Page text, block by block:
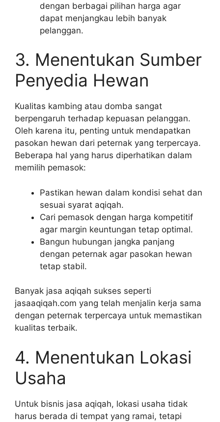
dengan berbagai pilihan harga agar
dapat menjangkau lebih banyak
pelanggan.
3. Menentukan Sumber
Penyedia Hewan
Kualitas kambing atau domba sangat
berpengaruh terhadap kepuasan pelanggan.
Oleh karena itu, penting untuk mendapatkan
pasokan hewan dari peternak yang terpercaya.
Beberapa hal yang harus diperhatikan dalam
memilih pemasok:
Pastikan hewan dalam kondisi sehat dan
sesuai syarat aqiqah.
Cari pemasok dengan harga kompetitif
agar margin keuntungan tetap optimal.
Bangun hubungan jangka panjang
dengan peternak agar pasokan hewan
tetap stabil.
Banyak jasa aqiqah sukses seperti
jasaaqiqah.com yang telah menjalin kerja sama
dengan peternak terpercaya untuk memastikan
kualitas terbaik.
4. Menentukan Lokasi
Usaha
Untuk bisnis jasa aqiqah, lokasi usaha tidak
harus berada di tempat yang ramai, tetapi